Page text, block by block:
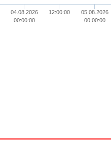
04.08.2026
00:00:00
12:00:00
05.08.2026
00:00:00